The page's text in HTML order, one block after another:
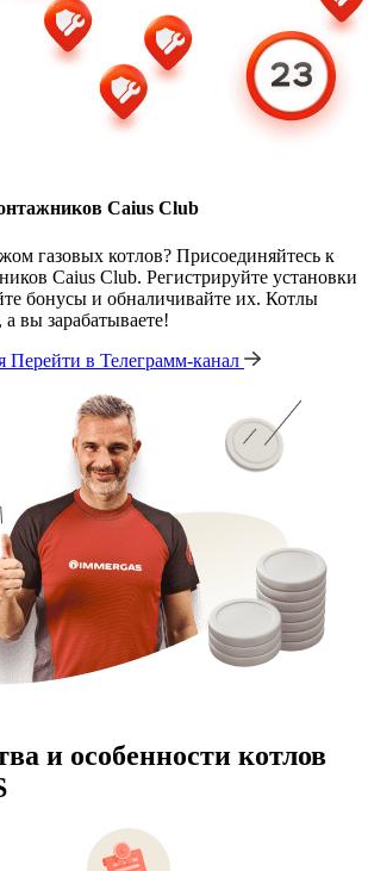
Caius Club
газовых котлов? Присоединяйтесь к
Caius Club. Регистрируйте установки
бонусы и обналичивайте их. Котлы
вы зарабатываете!
Перейти в Телеграмм-канал
и особенности котлов